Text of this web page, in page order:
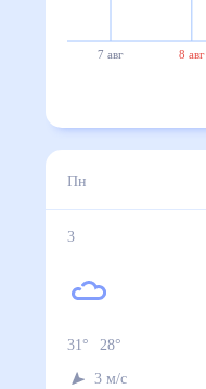
7 авг 8 авг
Пн
3
31° 28°
3 м/с